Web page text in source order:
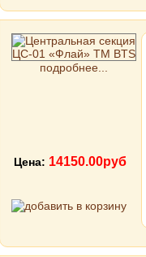
подробнее...
Цена: 14150.00руб